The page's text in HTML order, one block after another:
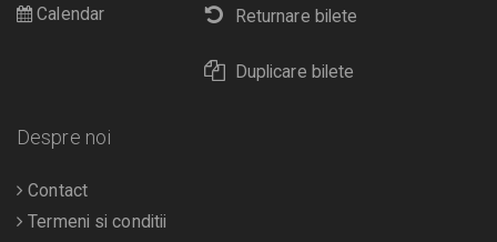
Returnare bilete
Duplicare bilete
Calendar
Despre noi
Contact
Termeni si conditii